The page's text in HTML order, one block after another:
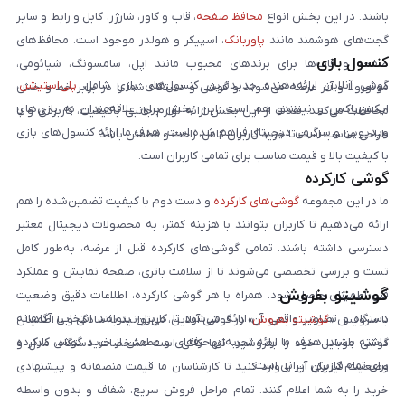
باشند. در این بخش انواع محافظ صفحه، قاب و کاور، شارژر، کابل و رابط و سایر
گجت‌های هوشمند مانند پاوربانک، اسپیکر و هولدر موجود است. محافظ‌های
صفحه و قاب‌ها برای برندهای محبوب مانند اپل، سامسونگ، شیائومی،
موتورولا و آنر عرضه می‌شوند و گوشی و دستگاه شما را در برابر خط و خش
محافظت می‌کنند. هدف از این بخش ارائه لوازم جانبی باکیفیت، کاربردی و با
طراحی مناسب است تا خرید کاربران کامل، راحت و مطمئن باشد.
کنسول بازی
گوشی آنلاین ارائه‌دهنده جدیدترین کنسول‌های بازی شامل پلی‌استیشن،
ایکس‌باکس و نینتندو هم است. این بخش برای علاقه‌مندان به بازی‌های
ویدیویی و سرگرمی دیجیتال فراهم شده است. هدف ما ارائه کنسول‌های بازی
با کیفیت بالا و قیمت مناسب برای تمامی کاربران است.
گوشی کارکرده
ما در این مجموعه گوشی‌های کارکرده و دست دوم با کیفیت تضمین‌شده را هم
ارائه می‌دهیم تا کاربران بتوانند با هزینه کمتر، به محصولات دیجیتال معتبر
دسترسی داشته باشند. تمامی گوشی‌های کارکرده قبل از عرضه، به‌طور کامل
تست و بررسی تخصصی می‌شوند تا از سلامت باتری، صفحه نمایش و عملکرد
فنی اطمینان حاصل شود. همراه با هر گوشی کارکرده، اطلاعات دقیق وضعیت
دستگاه و تصاویر واقعی آن ارائه می‌شود تا کاربران بتوانند انتخابی آگاهانه
داشته باشند. هدف ما ارائه تجربه‌ای حرفه‌ای و مطمئن از خرید گوشی کارکرده
برای تمام کاربران ایرانی است.
گوشیتو بفروش
با سرویس «گوشیتو بفروش» در گوشی آنلاین، می‌توانید به‌سادگی و با اطمینان
گوشی موبایل خود را بفروشید. تنها کافی است مشخصات دستگاه، مدل و
وضعیت فیزیکی آن را وارد کنید تا کارشناسان ما قیمت منصفانه و پیشنهادی
خرید را به شما اعلام کنند. تمام مراحل فروش سریع، شفاف و بدون واسطه